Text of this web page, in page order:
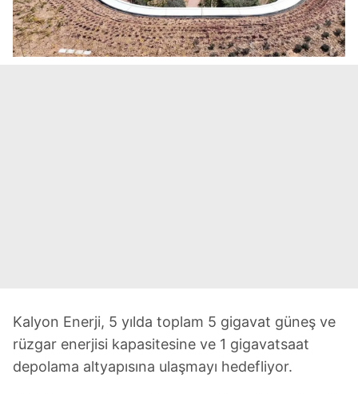
Kalyon Enerji, 5 yılda toplam 5 gigavat güneş ve
rüzgar enerjisi kapasitesine ve 1 gigavatsaat
depolama altyapısına ulaşmayı hedefliyor.